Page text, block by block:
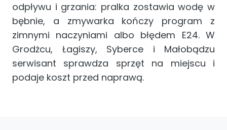
odpływu i grzania: pralka zostawia wodę w
bębnie, a zmywarka kończy program z
zimnymi naczyniami albo błędem E24. W
Grodżcu, Łagiszy, Syberce i Małobądzu
serwisant sprawdza sprzęt na miejscu i
podaje koszt przed naprawą.